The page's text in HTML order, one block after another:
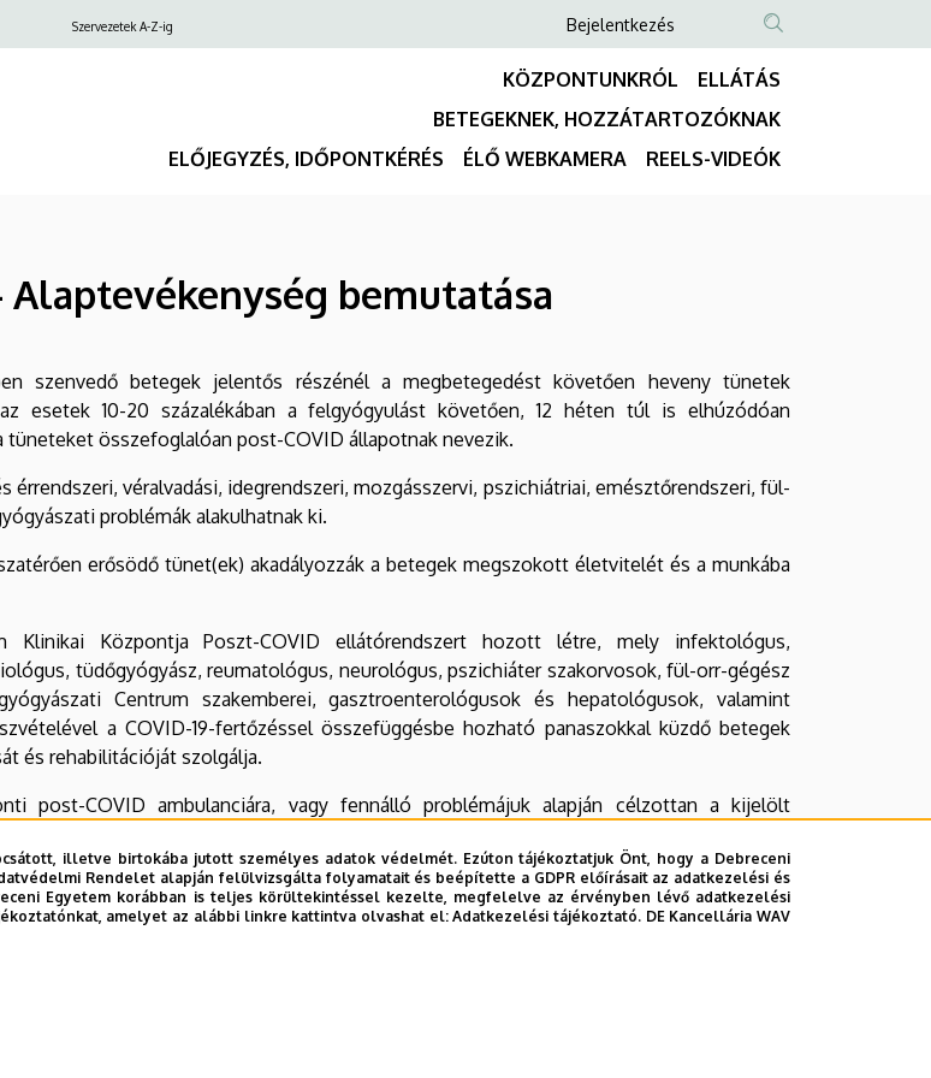
illetve birtokába jutott személyes adatok védelmét. Ezúton tájékoztatjuk Önt, hogy a Debreceni
Rendelet alapján felülvizsgálta folyamatait és beépítette a GDPR előírásait az adatkezelési és
Egyetem korábban is teljes körültekintéssel kezelte, megfelelve az érvényben lévő adatkezelési
amelyet az alábbi linkre kattintva olvashat el:Adatkezelési tájékoztató. DE Kancellária WAV
Szervezetek A-Z-ig
Anonim
Felhasználói
fiók
menüje
Bejelentkezés
NYELVVÁLASZTÓ
TARTALOM
KERESÉSE
KÖZPONTUNKRÓL
ELLÁTÁS
BETEGEKNEK, HOZZÁTARTOZÓKNAK
ELŐJEGYZÉS, IDŐPONTKÉRÉS
ÉLŐ WEBKAMERA REELS-VIDEÓK
Alaptevékenység bemutatása
szenvedő betegek jelentős részénél a megbetegedést követően heveny tünetek
esetek 10-20 százalékában a felgyógyulást követően, 12 héten túl is elhúzódóan
tüneteket összefoglalóan post-COVID állapotnak nevezik.
érrendszeri, véralvadási, idegrendszeri, mozgásszervi, pszichiátriai, emésztőrendszeri, fül-
problémák alakulhatnak ki.
erősödő tünet(ek) akadályozzák a betegek megszokott életvitelét és a munkába
Klinikai Központja Poszt-COVID ellátórendszert hozott létre, mely infektológus,
tüdőgyógyász, reumatológus, neurológus, pszichiáter szakorvosok, fül-orr-gégész
Centrum szakemberei, gasztroenterológusok és hepatológusok, valamint
a COVID-19-fertőzéssel összefüggésbe hozható panaszokkal küzdő betegek
és rehabilitációját szolgálja.
post-COVID ambulanciára, vagy fennálló problémájuk alapján célzottan a kijelölt
29. 13:23